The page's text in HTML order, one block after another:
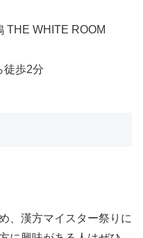
WHITE ROOM
歩2分
、漢方マイスター祭りに